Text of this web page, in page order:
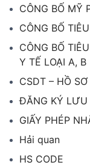
CÔNG BỐ MỸ
CÔNG BỐ
CÔNG BỐ
Y TẾ LOẠI A, B
CSDT – HỒ
ĐĂNG KÝ LƯU
GIẤY PHÉP
Hải quan
HS CODE